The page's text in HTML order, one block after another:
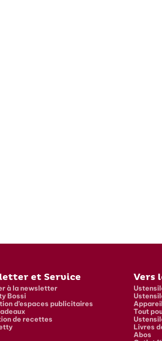
et Service
à la newsletter
Bossi
d’espaces publicitaires
de recettes
Vers
Tout
Livres
Abos